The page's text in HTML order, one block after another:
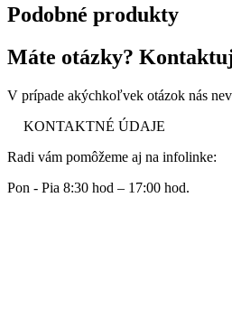
Podobné produkty
Máte otázky?
V prípade akýchkoľvek otázok nás
KONTAKTNÉ ÚDAJE
Radi vám pomôžeme aj na infolinke:
Pon - Pia 8:30 hod – 17:00 hod.